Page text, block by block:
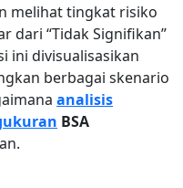
melihat tingkat risiko
dari “Tidak Signifikan”
ini divisualisasikan
berbagai skenario
analisis
BSA